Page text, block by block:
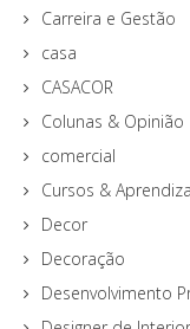
Carreira e Gestão
casa
CASACOR
Colunas & Opinião
comercial
Cursos &
Decor
Decoração
Desenvolvimento